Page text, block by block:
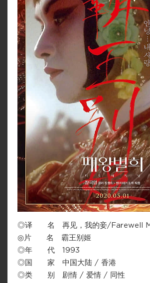
◎译 名 再见，我的妾/Farewell
◎片 名 霸王别姬
◎年 代 1993
◎国 家 中国大陆 / 香港
◎类 别 剧情 / 爱情 / 同性